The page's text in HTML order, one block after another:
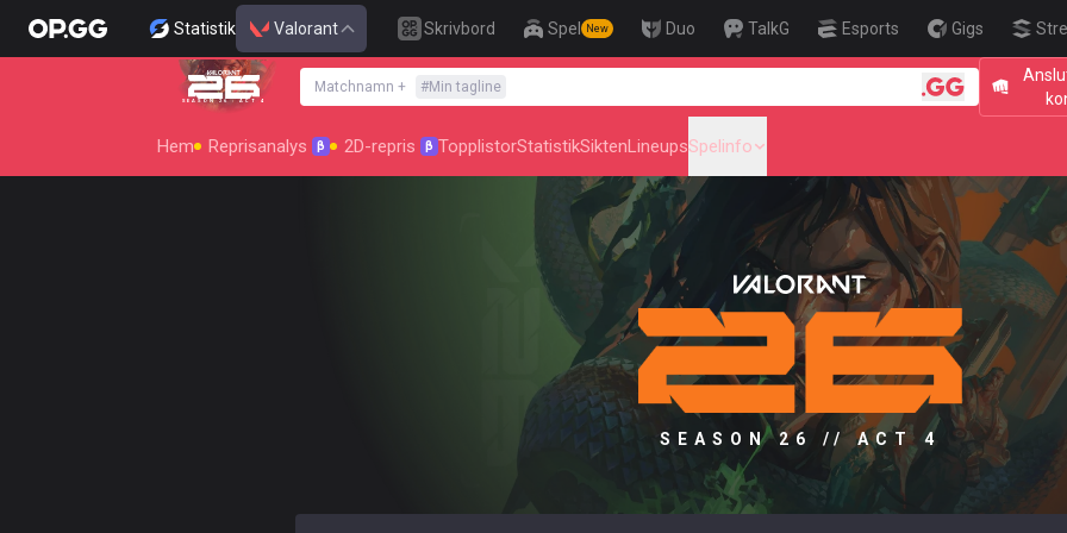
Statistik Valorant Skrivbord Spel New Duo TalkG Esports Gigs
SEASON 26 : ACT 4
Matchnamn + #Min tagline 🎯 Level
Hem Reprisanalys β 2D-repris β TopplistorStatistikSiktenLineupsSpelinfo
SEASON 26 // ACT 4